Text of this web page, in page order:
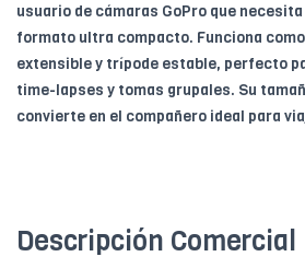
usuario de cámaras GoPro que
formato ultra compacto. Funciona
extensible y trípode estable, perfecto
time-lapses y tomas grupales. Su
convierte en el compañero ideal para
Descripción Comercial